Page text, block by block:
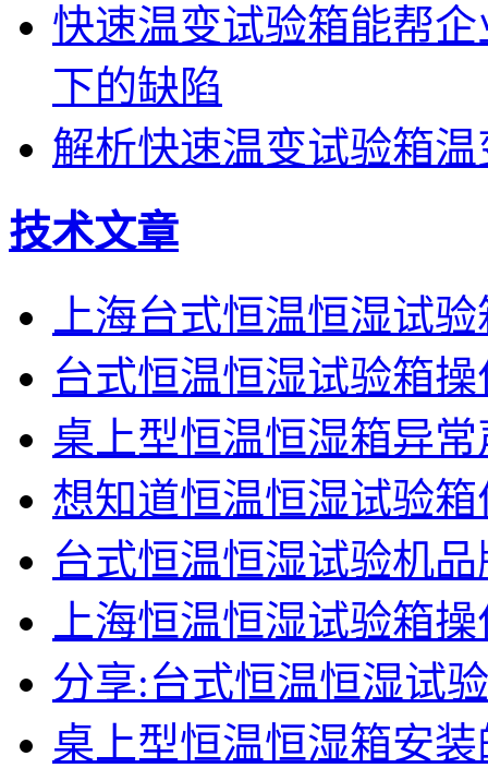
快速温变试验箱能帮
下的缺陷
解析快速温变试验箱
技术文章
上海台式恒温恒湿试
台式恒温恒湿试验箱
桌上型恒温恒湿箱异
想知道恒温恒湿试验
台式恒温恒湿试验机
上海恒温恒湿试验箱
分享:台式恒温恒湿试
桌上型恒温恒湿箱安